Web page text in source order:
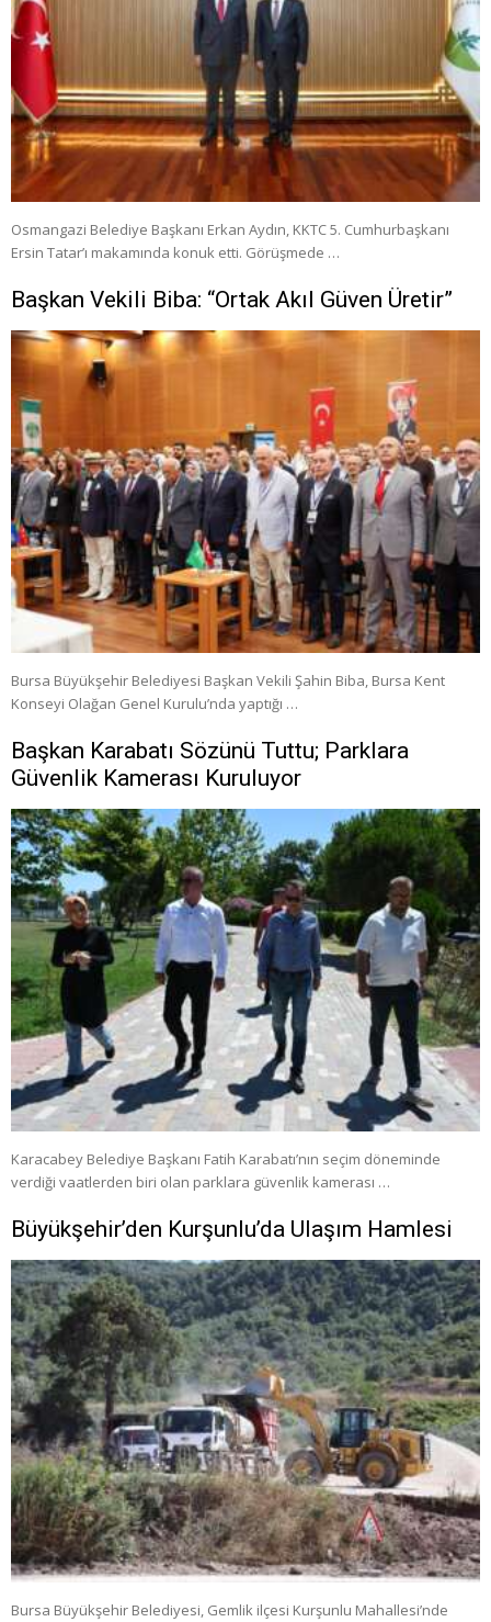
Osmangazi Belediye Başkanı Erkan Aydın, KKTC 5. Cumhurbaşkanı
Ersin Tatar’ı makamında konuk etti. Görüşmede …
Başkan Vekili Biba: “Ortak Akıl Güven Üretir”
Bursa Büyükşehir Belediyesi Başkan Vekili Şahin Biba, Bursa Kent
Konseyi Olağan Genel Kurulu’nda yaptığı …
Başkan Karabatı Sözünü Tuttu; Parklara
Güvenlik Kamerası Kuruluyor
Karacabey Belediye Başkanı Fatih Karabatı’nın seçim döneminde
verdiği vaatlerden biri olan parklara güvenlik kamerası …
Büyükşehir’den Kurşunlu’da Ulaşım Hamlesi
Bursa Büyükşehir Belediyesi, Gemlik ilçesi Kurşunlu Mahallesi’nde